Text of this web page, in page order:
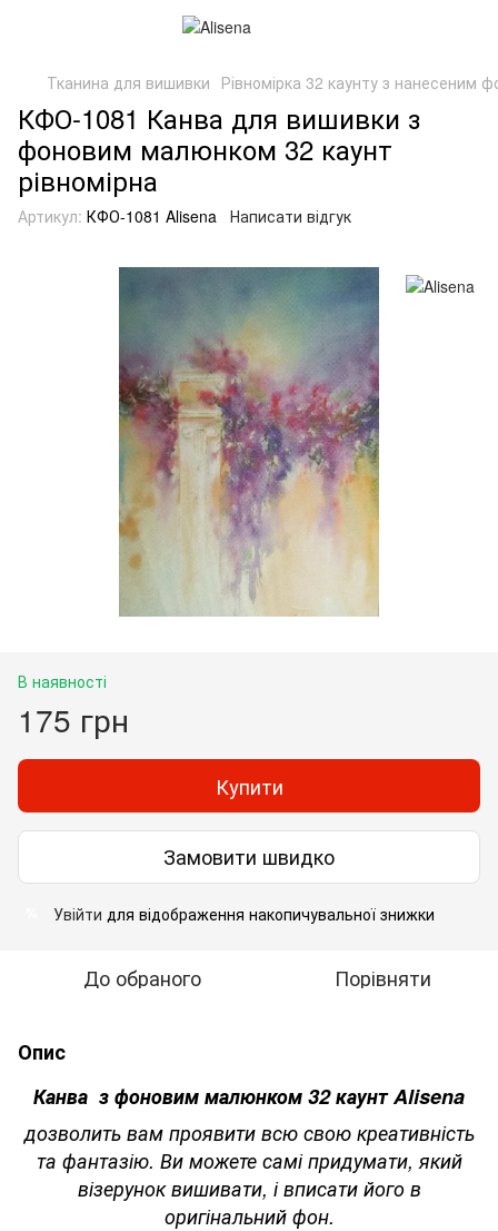
Тканина для вишивки Рівномірка 32 каунту з нанесеним
КФО-1081 Канва для вишивки з
фоновим малюнком 32 каунт
рівномірна
Артикул: КФО-1081 Alisena Написати відгук
В наявності
175 грн
Купити
Замовити швидко
Увійти для відображення накопичувальної знижки
До обраного Порівняти
Опис
Канва з фоновим малюнком 32 каунт Alisena
дозволить вам проявити всю свою креативність
та фантазію. Ви можете самі придумати, який
візерунок вишивати, і вписати його в
оригінальний фон.